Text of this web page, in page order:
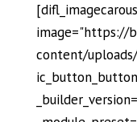
image="https://
content/